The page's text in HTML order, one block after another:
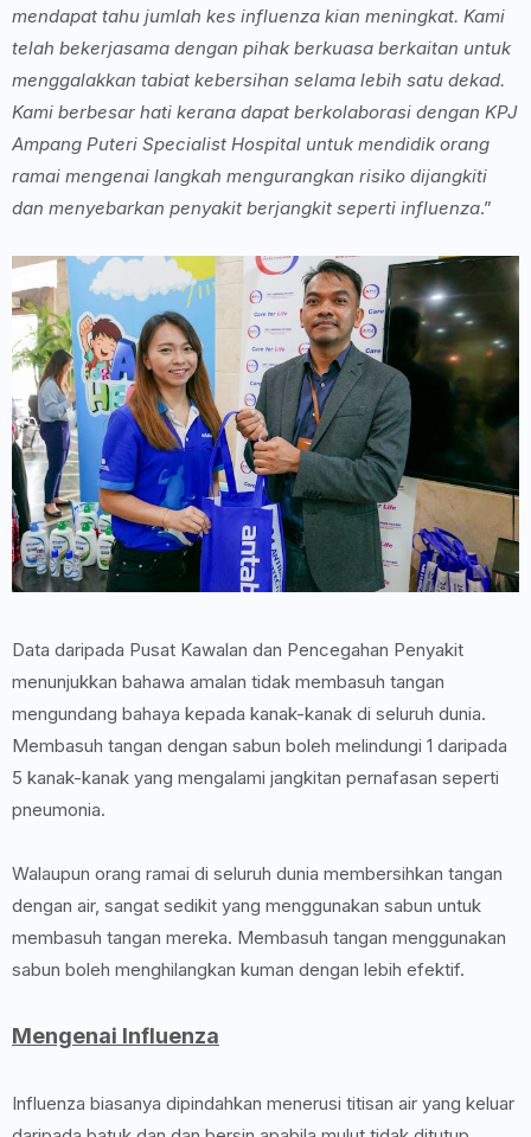
mendapat tahu jumlah kes influenza kian meningkat. Kami
telah bekerjasama dengan pihak berkuasa berkaitan untuk
menggalakkan tabiat kebersihan selama lebih satu dekad.
Kami berbesar hati kerana dapat berkolaborasi dengan KPJ
Ampang Puteri Specialist Hospital untuk mendidik orang
ramai mengenai langkah mengurangkan risiko dijangkiti
dan menyebarkan penyakit berjangkit seperti influenza.”
Data daripada Pusat Kawalan dan Pencegahan Penyakit
menunjukkan bahawa amalan tidak membasuh tangan
mengundang bahaya kepada kanak-kanak di seluruh dunia.
Membasuh tangan dengan sabun boleh melindungi 1 daripada
5 kanak-kanak yang mengalami jangkitan pernafasan seperti
pneumonia.
Walaupun orang ramai di seluruh dunia membersihkan tangan
dengan air, sangat sedikit yang menggunakan sabun untuk
membasuh tangan mereka. Membasuh tangan menggunakan
sabun boleh menghilangkan kuman dengan lebih efektif.
Mengenai Influenza
Influenza biasanya dipindahkan menerusi titisan air yang keluar